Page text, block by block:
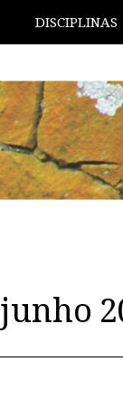
DISCIPLINAS
junho